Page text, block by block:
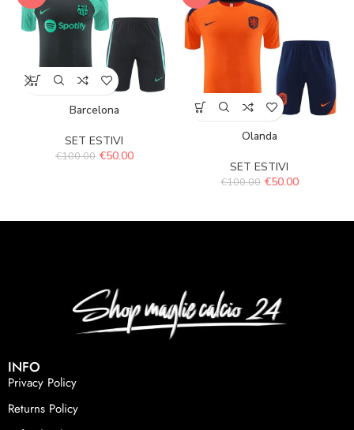
Barcelona
SET ESTIVI
€100.00 €50.00
Olanda
SET ESTIVI
€100.00 €50.00
INFO
Privacy Policy
Returns Policy